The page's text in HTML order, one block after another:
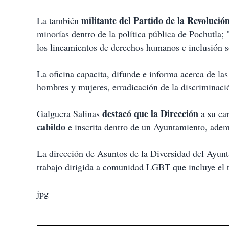
La también militante del Partido de la
minorías dentro de la política pública de Pochutla;
los lineamientos de derechos humanos e inclusión
La oficina capacita, difunde e informa acerca de
hombres y mujeres, erradicación de la
Galguera Salinas destacó que la Dirección a su
cabildo e inscrita dentro de un Ayuntamiento,
La dirección de Asuntos de la Diversidad del
trabajo dirigida a comunidad LGBT que incluye el
jpg